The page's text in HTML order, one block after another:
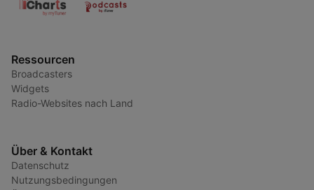
Ressourcen
Broadcasters
Widgets
Radio-Websites nach Land
Über & Kontakt
Datenschutz
Nutzungsbedingungen